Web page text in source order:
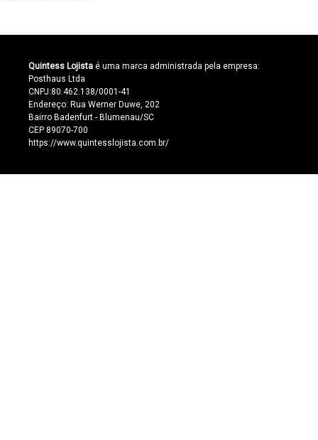
Quintess Lojista é uma marca administrada pela empresa:
Posthaus Ltda
CNPJ:80.462.138/0001-41
Endereço: Rua Werner Duwe, 202
Bairro Badenfurt - Blumenau/SC
CEP 89070-700
https://www.quintesslojista.com.br/